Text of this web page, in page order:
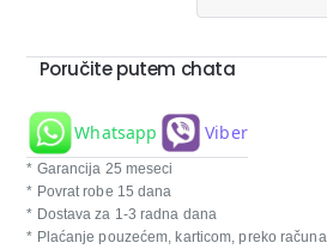
Poručite putem chata
Whatsapp Viber
* Garancija 25 meseci
* Povrat robe 15 dana
* Dostava za 1-3 radna dana
* Plaćanje pouzećem, karticom, preko računa